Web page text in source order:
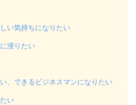
い気持ちになりたい
浸りたい
、できるビジネスマンになりたい
い